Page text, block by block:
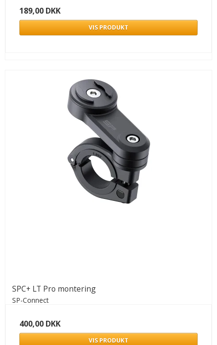
189,00 DKK
VIS PRODUKT
SPC+ LT Pro montering
SP-Connect
400,00 DKK
VIS PRODUKT